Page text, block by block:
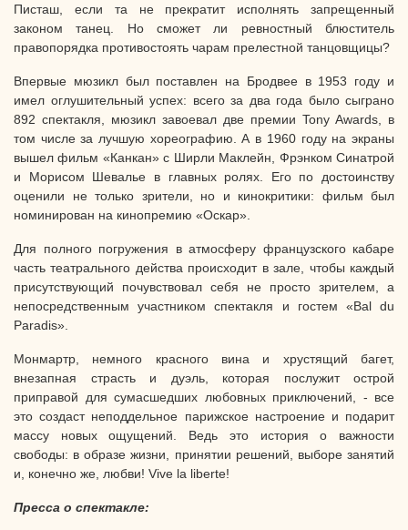
Писташ, если та не прекратит исполнять запрещенный
законом танец. Но сможет ли ревностный блюститель
правопорядка противостоять чарам прелестной танцовщицы?
Впервые мюзикл был поставлен на Бродвее в 1953 году и
имел оглушительный успех: всего за два года было сыграно
892 спектакля, мюзикл завоевал две премии Tony Awards, в
том числе за лучшую хореографию. А в 1960 году на экраны
вышел фильм «Канкан» с Ширли Маклейн, Фрэнком Синатрой
и Морисом Шевалье в главных ролях. Его по достоинству
оценили не только зрители, но и кинокритики: фильм был
номинирован на кинопремию «Оскар».
Для полного погружения в атмосферу французского кабаре
часть театрального действа происходит в зале, чтобы каждый
присутствующий почувствовал себя не просто зрителем, а
непосредственным участником спектакля и гостем «Bal du
Paradis».
Монмартр, немного красного вина и хрустящий багет,
внезапная страсть и дуэль, которая послужит острой
приправой для сумасшедших любовных приключений, - все
это создаст неподдельное парижское настроение и подарит
массу новых ощущений. Ведь это история о важности
свободы: в образе жизни, принятии решений, выборе занятий
и, конечно же, любви! Vive la liberte!
Пресса о спектакле: